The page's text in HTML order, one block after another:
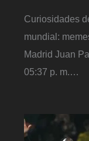
Curiosidades
mundial:
Madrid Juan
05:37 p. m.…